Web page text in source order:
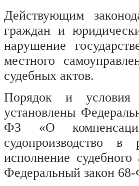
Действующим
граждан и
нарушение
местного
судебных актов.
Порядок и условия
установлены
ФЗ «О
судопроизводство
исполнение
Федеральный закон